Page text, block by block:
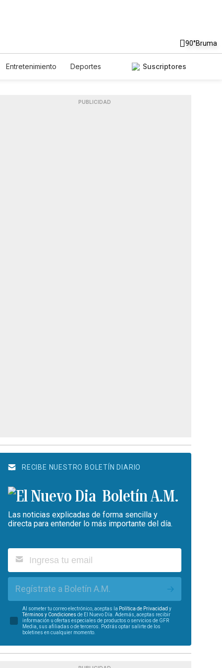
90°Bruma
Entretenimiento
Deportes
Suscriptores
PUBLICIDAD
RECIBE NUESTRO BOLETÍN DIARIO
Boletín A.M.
Las noticias explicadas de forma sencilla y
directa para entender lo más importante del día.
Regístrate a Boletín A.M.
Al someter tu correo electrónico, aceptas la Política de Privacidad y
Términos y Condiciones de El Nuevo Día. Además, aceptas recibir
información u ofertas especiales de productos o servicios de GFR
Media, sus afiliadas o de terceros. Podrás optar salirte de los
boletines en cualquier momento.